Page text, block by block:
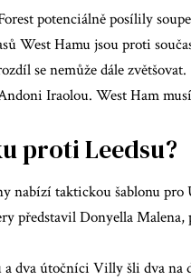
potenciálně posílily
West Hamu jsou proti
se nemůže dále zvětšovat.
Iraolou. West Ham
proti Leedsu?
nabízí taktickou šablonu pro
představil Donyella
dva útočníci Villy šli dva na